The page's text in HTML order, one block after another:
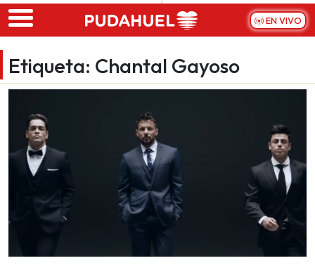
Skip to main content
EN VIVO
Etiqueta: Chantal Gayoso